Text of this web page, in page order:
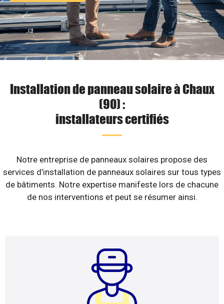
Installation de panneau solaire à Chaux
(90) :
installateurs certifiés
Notre entreprise de panneaux solaires propose des
services d’installation de panneaux solaires sur tous types
de bâtiments. Notre expertise manifeste lors de chacune
de nos interventions et peut se résumer ainsi.